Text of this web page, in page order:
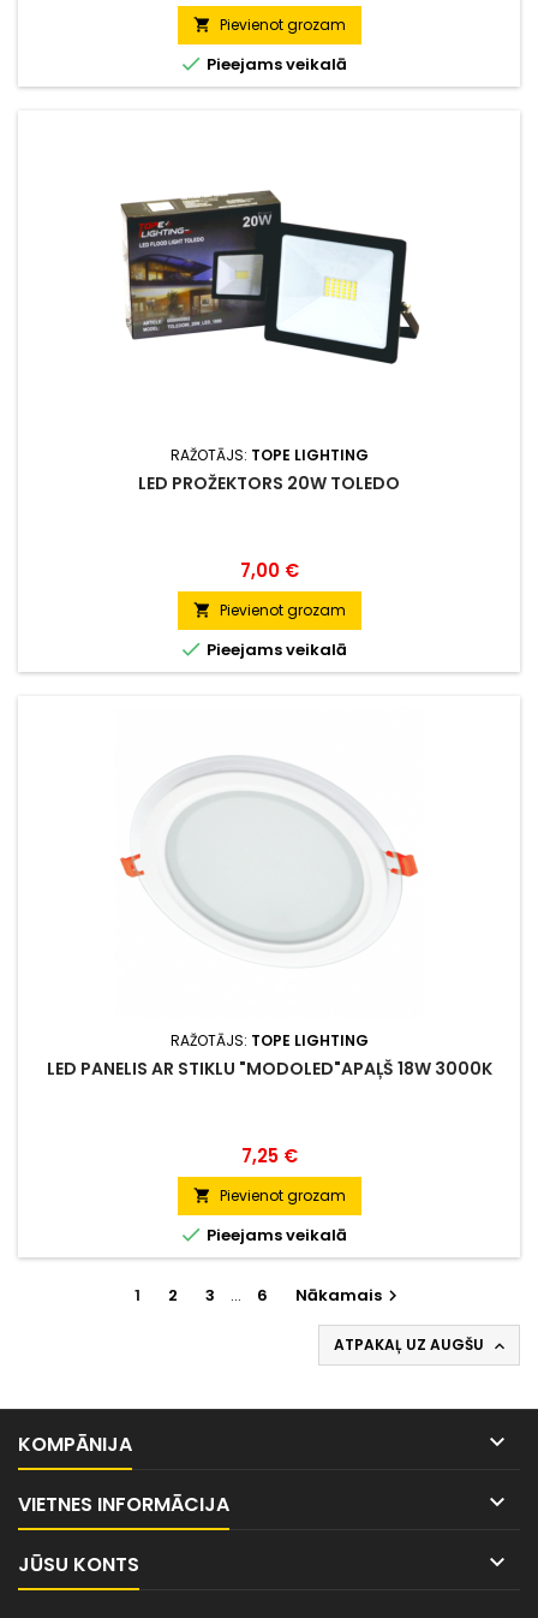
 Pievienot grozam
 Pieejams veikalā
RAŽOTĀJS: TOPE LIGHTING
LED PROŽEKTORS 20W TOLEDO
Cena
7,00 €
 Pievienot grozam
 Pieejams veikalā
RAŽOTĀJS: TOPE LIGHTING
LED PANELIS AR STIKLU "MODOLED"APAĻŠ 18W 3000K
Cena
7,25 €
 Pievienot grozam
 Pieejams veikalā
1 2 3 … 6 Nākamais 
ATPAKAĻ UZ AUGŠU 
KOMPĀNIJA 
VIETNES INFORMĀCIJA 
JŪSU KONTS 